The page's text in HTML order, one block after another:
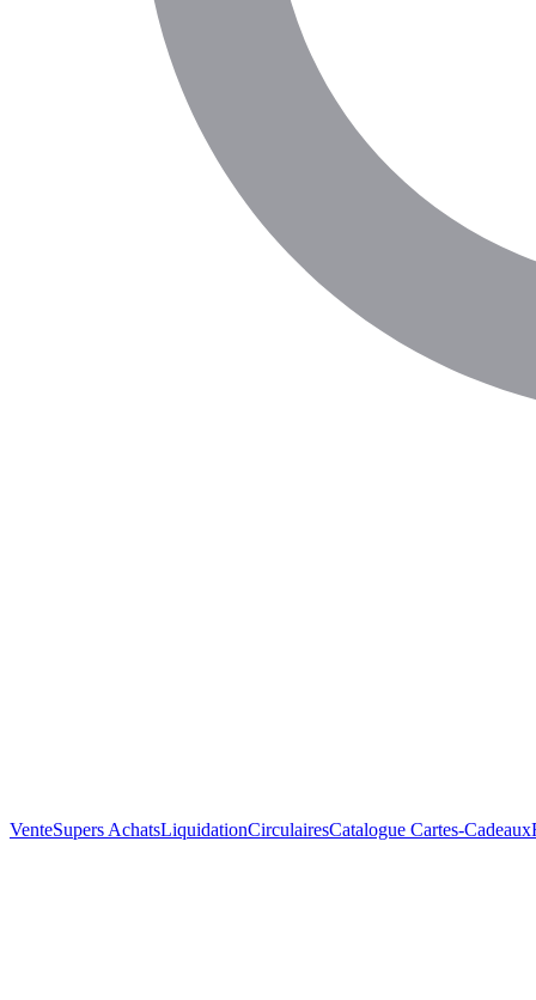
VenteSupers AchatsLiquidationCirculairesCatalogue Cartes-Cadeaux